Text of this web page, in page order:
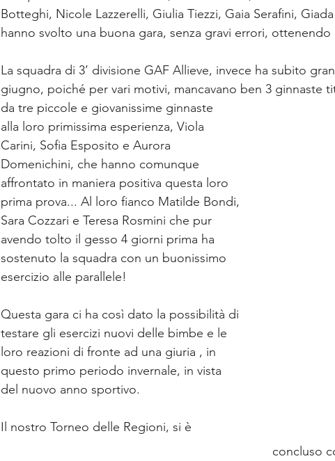
Botteghi, Nicole Lazzerelli, Giulia Tiezzi, Gaia Serafini,
hanno svolto una buona gara, senza gravi errori,
La squadra di 3’ divisione GAF Allieve, invece ha subito
giugno, poiché per vari motivi, mancavano ben 3 ginnaste
da tre piccole e giovanissime ginnaste
alla loro primissima esperienza, Viola
Carini, Sofia Esposito e Aurora
Domenichini, che hanno comunque
affrontato in maniera positiva questa loro
prima prova... Al loro fianco Matilde Bondi,
Sara Cozzari e Teresa Rosmini che pur
avendo tolto il gesso 4 giorni prima ha
sostenuto la squadra con un buonissimo
esercizio alle parallele!
Questa gara ci ha così dato la possibilità di
testare gli esercizi nuovi delle bimbe e le
loro reazioni di fronte ad una giuria , in
questo primo periodo invernale, in vista
del nuovo anno sportivo.
Il nostro Torneo delle Regioni, si è
concluso